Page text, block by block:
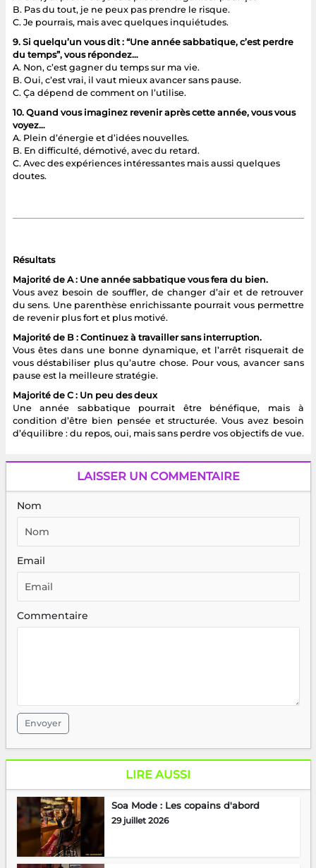
B. Pas du tout, je ne peux pas prendre le risque.
C. Je pourrais, mais avec quelques inquiétudes.
9. Si quelqu’un vous dit : “Une année sabbatique, c’est perdre
du temps”, vous répondez…
A. Non, c’est gagner du temps sur ma vie.
B. Oui, c’est vrai, il vaut mieux avancer sans pause.
C. Ça dépend de comment on l’utilise.
10. Quand vous imaginez revenir après cette année, vous vous
voyez…
A. Plein d’énergie et d’idées nouvelles.
B. En difficulté, démotivé, avec du retard.
C. Avec des expériences intéressantes mais aussi quelques
doutes.
Résultats
Majorité de A : Une année sabbatique vous fera du bien.
Vous avez besoin de souffler, de changer d’air et de retrouver
du sens. Une parenthèse enrichissante pourrait vous permettre
de revenir plus fort et plus motivé.
Majorité de B : Continuez à travailler sans interruption.
Vous êtes dans une bonne dynamique, et l’arrêt risquerait de
vous déstabiliser plus qu’autre chose. Pour vous, avancer sans
pause est la meilleure stratégie.
Majorité de C : Un peu des deux
Une année sabbatique pourrait être bénéfique, mais à
condition d’être bien pensée et structurée. Vous avez besoin
d’équilibre : du repos, oui, mais sans perdre vos objectifs de vue.
LAISSER UN COMMENTAIRE
Nom
Email
Commentaire
Envoyer
LIRE AUSSI
Soa Mode : Les copains d'abord
29 juillet 2026